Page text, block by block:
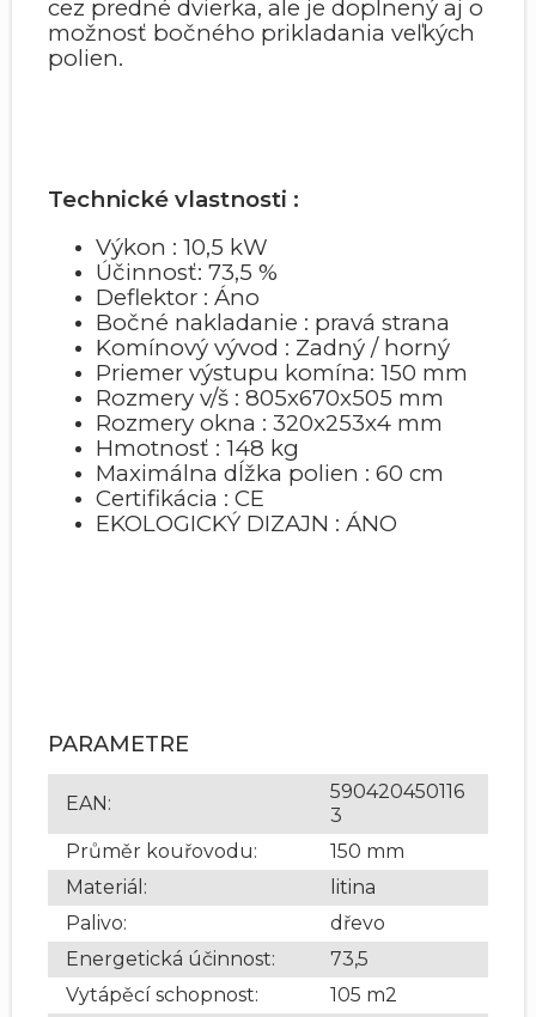
cez predné dvierka, ale je doplnený aj o
možnosť bočného prikladania veľkých
polien.
Technické vlastnosti :
Výkon : 10,5 kW
Účinnosť: 73,5 %
Deflektor : Áno
Bočné nakladanie : pravá strana
Komínový vývod : Zadný / horný
Priemer výstupu komína: 150 mm
Rozmery v/š : 805x670x505 mm
Rozmery okna : 320x253x4 mm
Hmotnosť : 148 kg
Maximálna dĺžka polien : 60 cm
Certifikácia : CE
EKOLOGICKÝ DIZAJN : ÁNO
PARAMETRE
EAN:
590420450116
3
Průměr kouřovodu:
150 mm
Materiál :
litina
Palivo:
dřevo
Energetická účinnost:
73,5
Vytápěcí schopnost:
105 m2